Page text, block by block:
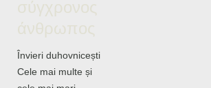
σύγχρονος
άνθρωπος
Învieri duhovnicești
Cele mai multe și